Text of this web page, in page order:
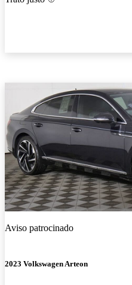
Aviso patrocinado
2023 Volkswagen Arteon